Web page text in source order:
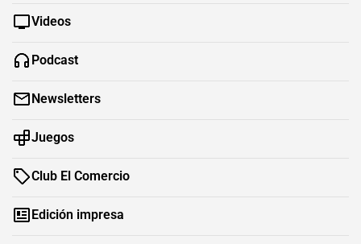
Videos
Podcast
Newsletters
Juegos
Club El Comercio
Edición impresa